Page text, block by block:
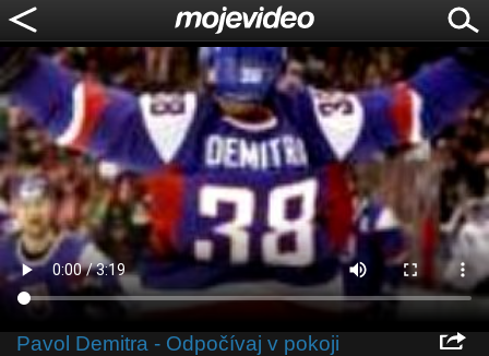
Pavol Demitra - Odpočívaj v pokoji